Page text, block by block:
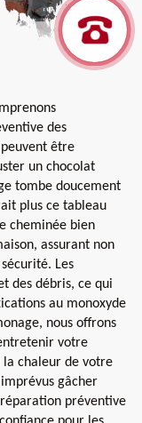
des
être
un chocolat
tombe doucement
plus ce tableau
cheminée bien
assurant non
Les
des débris, ce qui
au monoxyde
nous offrons
votre
chaleur de votre
gâcher
préventive